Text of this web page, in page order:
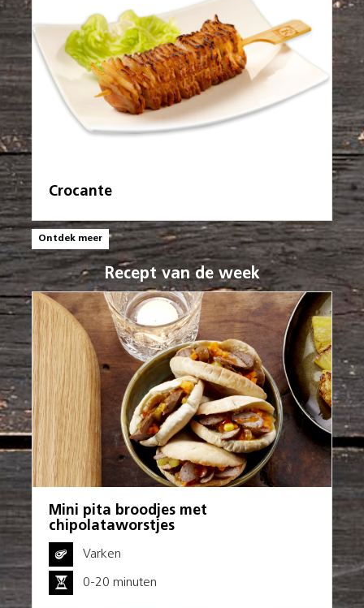
Crocante
Ontdek meer
Recept van de week
Mini pita broodjes met
chipolataworstjes
Varken
0-20 minuten